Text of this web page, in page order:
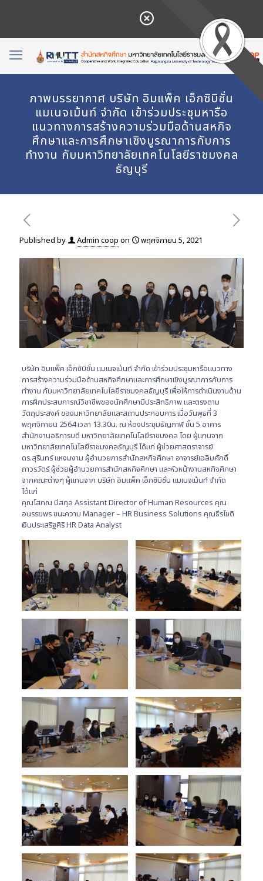
ภาพบรรยากาศ บริษัท อิมแพ็ค เอ็กซิบิชั่น
แมเนจเม้นท์ จำกัด เข้าร่วมประชุมหารือ
แนวทางการสร้างความร่วมมือด้านสหกิจ
ศึกษาและการศึกษาเชิงบูรณาการกับการ
ทำงาน กับมหาวิทยาลัยเทคโนโลยีราชมงคล
ธัญบุรี
Published by Admin coop on พฤศจิกายน 5, 2021
บริษัท อิมแพ็ค เอ็กซิบิชั่น แมเนจเม้นท์ จำกัด เข้าร่วมประชุมหารือแนวทาง
การสร้างความร่วมมือด้านสหกิจศึกษาและการศึกษาเชิงบูรณาการกับการ
ทำงาน กับมหาวิทยาลัยเทคโนโลยีราชมงคลธัญบุรี เพื่อให้การดำเนินงานด้าน
การฝึกประสบการณ์วิชาชีพของนักศึกษามีประสิทธิภาพ และตรงตาม
วัตถุประสงค์ ของมหาวิทยาลัยและสถานประกอบการ เมื่อวันพุธที่ 3
พฤศจิกายน 2564 เวลา 13.30น. ณ ห้องประชุมธัญกาฬ ชั้น 5 อาคาร
สำนักงานอธิการบดี มหาวิทยาลัยเทคโนโลยีราชมงคล โดย ผู้แทนจาก
มหาวิทยาลัยเทคโนโลยีราชมงคลธัญบุรี ได้แก่ ผู้ช่วยศาสตราจารย์
ดร.สุรินทร์ แหงมงาม ผู้อำนวยการสำนักสหกิจศึกษา อาจารย์เฉลิมศักดิ์
ถาวรวัตร์ ผู้ช่วยผู้อำนวยการสำนักสหกิจศึกษา และหัวหน้างานสหกิจศึกษา
จากคณะต่างๆ ผู้แทนจาก บริษัท อิมแพ็ค เอ็กซิบิชั่น แมเนจเม้นท์ จำกัด
ได้แก่
คุณโสภณ มีสกุล Assistant Director of Human Resources คุณ
อนรรฆพร ชนะความ Manager – HR Business Solutions คุณธีรโชติ
เงินประเสริฐศิริ HR Data Analyst